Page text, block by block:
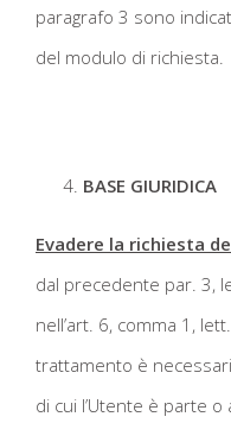
paragrafo 3 sono
del modulo di richiesta.
BASE GIURIDICA
Evadere la richiesta
dal precedente par. 3,
nell’art. 6, comma 1,
trattamento è
di cui l’Utente è parte o